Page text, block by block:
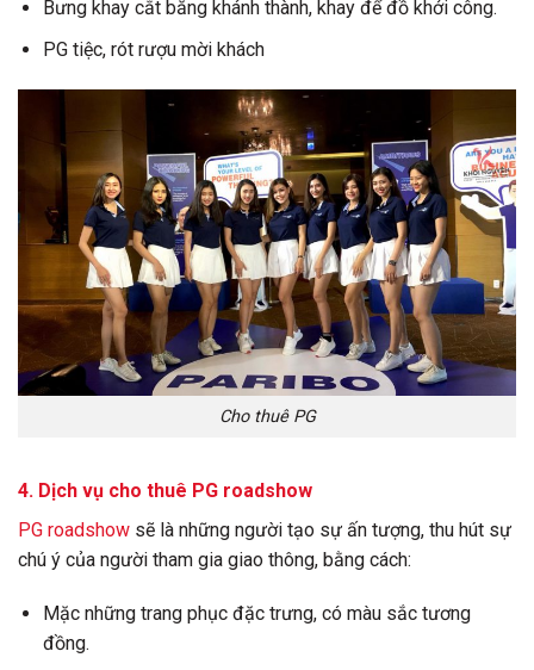
Bưng khay cắt băng khánh thành, khay để đồ khởi công.
PG tiệc, rót rượu mời khách
Cho thuê PG
4. Dịch vụ cho thuê PG roadshow
PG roadshow sẽ là những người tạo sự ấn tượng, thu hút sự
chú ý của người tham gia giao thông, bằng cách:
Mặc những trang phục đặc trưng, có màu sắc tương
đồng.